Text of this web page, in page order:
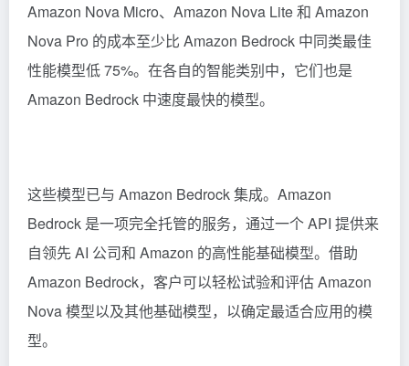
Amazon Nova Micro、Amazon Nova Lite 和 Amazon
Nova Pro 的成本至少比 Amazon Bedrock 中同类最佳
性能模型低 75%。在各自的智能类别中，它们也是
Amazon Bedrock 中速度最快的模型。
这些模型已与 Amazon Bedrock 集成。Amazon
Bedrock 是一项完全托管的服务，通过一个 API 提供来
自领先 AI 公司和 Amazon 的高性能基础模型。借助
Amazon Bedrock，客户可以轻松试验和评估 Amazon
Nova 模型以及其他基础模型，以确定最适合应用的模
型。